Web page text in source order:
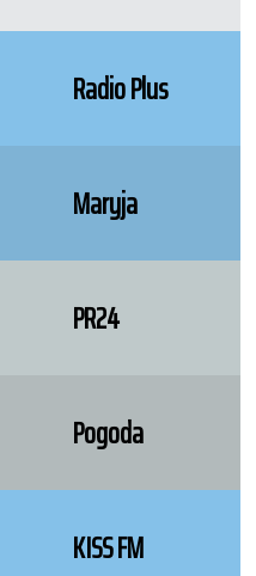
Radio Plus
Maryja
PR24
Pogoda
KISS FM